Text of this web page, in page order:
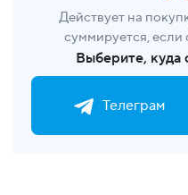
Действует на
суммируется, если
Выберите, куда
Телеграм